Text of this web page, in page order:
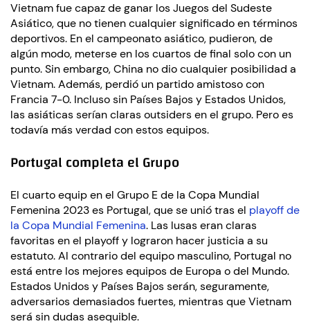
Vietnam fue capaz de ganar los Juegos del Sudeste
Asiático, que no tienen cualquier significado en términos
deportivos. En el campeonato asiático, pudieron, de
algún modo, meterse en los cuartos de final solo con un
punto. Sin embargo, China no dio cualquier posibilidad a
Vietnam. Además, perdió un partido amistoso con
Francia 7-0. Incluso sin Países Bajos y Estados Unidos,
las asiáticas serían claras outsiders en el grupo. Pero es
todavía más verdad con estos equipos.
Portugal completa el Grupo
El cuarto equip en el Grupo E de la Copa Mundial
Femenina 2023 es Portugal, que se unió tras el playoff de
la Copa Mundial Femenina. Las lusas eran claras
favoritas en el playoff y lograron hacer justicia a su
estatuto. Al contrario del equipo masculino, Portugal no
está entre los mejores equipos de Europa o del Mundo.
Estados Unidos y Países Bajos serán, seguramente,
adversarios demasiados fuertes, mientras que Vietnam
será sin dudas asequible.